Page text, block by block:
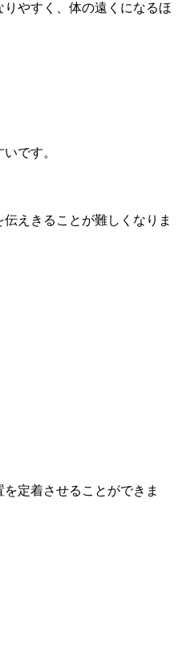
やすく、体の遠くになるほ
です。
えきることが難しくなりま
定着させることができま